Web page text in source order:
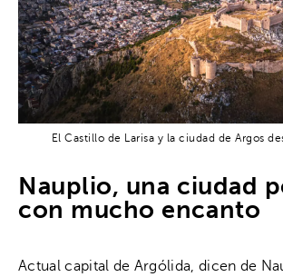
El Castillo de Larisa y la ciudad de Argos
Nauplio, una ciudad
con mucho encanto
Actual capital de Argólida, dicen de